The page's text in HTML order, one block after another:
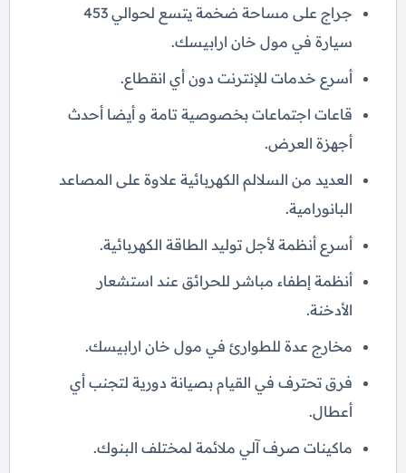
جراج على مساحة ضخمة يتسع لحوالي 453
سيارة في مول خان ارابيسك.
أسرع خدمات للإنترنت دون أي انقطاع.
قاعات اجتماعات بخصوصية تامة و أيضا أحدث
أجهزة العرض.
العديد من السلالم الكهربائية علاوة على المصاعد
البانورامية.
أسرع أنظمة لأجل توليد الطاقة الكهربائية.
أنظمة إطفاء مباشر للحرائق عند استشعار
الأدخنة.
مخارج عدة للطوارئ في مول خان ارابيسك.
فرق تحترف في القيام بصيانة دورية لتجنب أي
أعطال.
ماكينات صرف آلي ملائمة لمختلف البنوك.